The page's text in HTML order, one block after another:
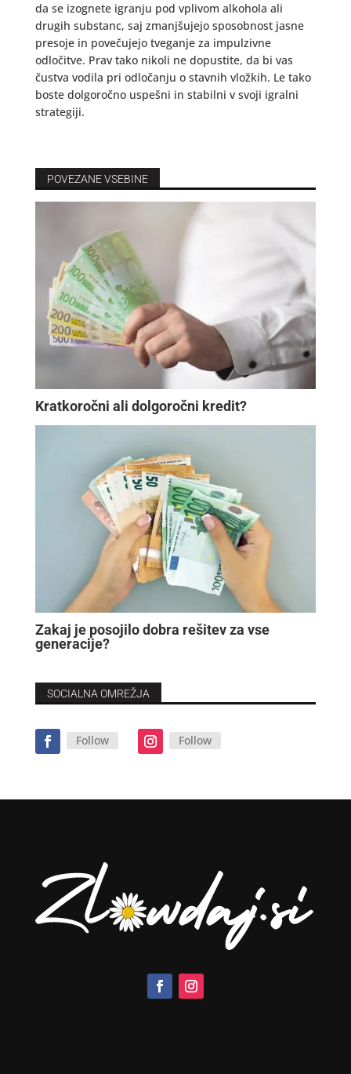
da se izognete igranju pod vplivom alkohola ali
drugih substanc, saj zmanjšujejo sposobnost jasne
presoje in povečujejo tveganje za impulzivne
odločitve. Prav tako nikoli ne dopustite, da bi vas
čustva vodila pri odločanju o stavnih vložkih. Le tako
boste dolgoročno uspešni in stabilni v svoji igralni
strategiji.
POVEZANE VSEBINE
Kratkoročni ali dolgoročni kredit?
Zakaj je posojilo dobra rešitev za vse
generacije?
SOCIALNA OMREŽJA
Follow Follow